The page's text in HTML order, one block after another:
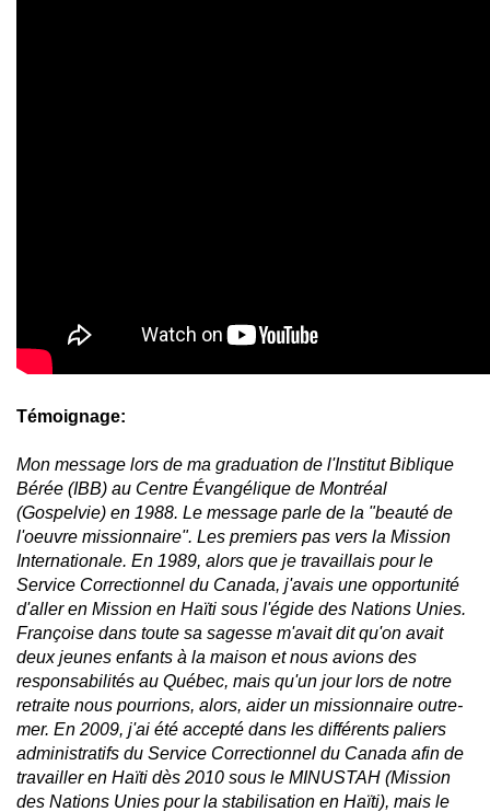
Témoignage:
Mon message lors de ma graduation de l'Institut Biblique
Bérée (IBB) au Centre Évangélique de Montréal
(Gospelvie) en 1988. Le message parle de la "beauté de
l'oeuvre missionnaire". Les premiers pas vers la Mission
Internationale. En 1989, alors que je travaillais pour le
Service Correctionnel du Canada, j'avais une opportunité
d'aller en Mission en Haïti sous l'égide des Nations Unies.
Françoise dans toute sa sagesse m'avait dit qu'on avait
deux jeunes enfants à la maison et nous avions des
responsabilités au Québec, mais qu'un jour lors de notre
retraite nous pourrions, alors, aider un missionnaire outre-
mer. En 2009, j'ai été accepté dans les différents paliers
administratifs du Service Correctionnel du Canada afin de
travailler en Haïti dès 2010 sous le MINUSTAH (Mission
des Nations Unies pour la stabilisation en Haïti), mais le